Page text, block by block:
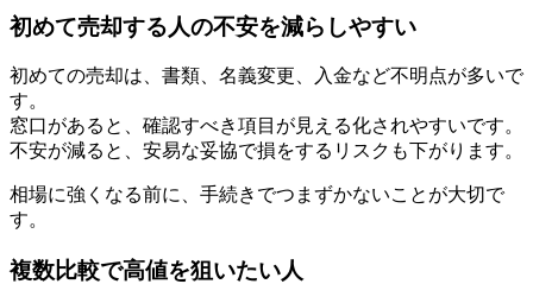
初めて売却する人の不安を減らしやすい
初めての売却は、書類、名義変更、入金など不明点が多いで
す。
窓口があると、確認すべき項目が見える化されやすいです。
不安が減ると、安易な妥協で損をするリスクも下がります。
相場に強くなる前に、手続きでつまずかないことが大切で
す。
複数比較で高値を狙いたい人